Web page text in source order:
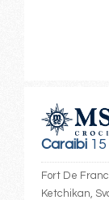
Caraibi15
Fort De
Ketchikan,